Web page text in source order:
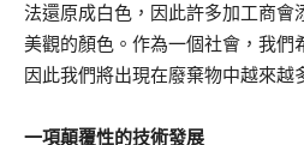
法還原成白色，因此許多加工商會
美觀的顏色。作為一個社會，我們
因此我們將出現在廢棄物中越來越
一項顛覆性的技術發展